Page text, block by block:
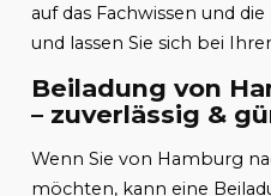
auf das Fachwissen und
und lassen Sie sich bei
Beiladung von
– zuverlässig &
Wenn Sie von Hamburg
möchten, kann eine